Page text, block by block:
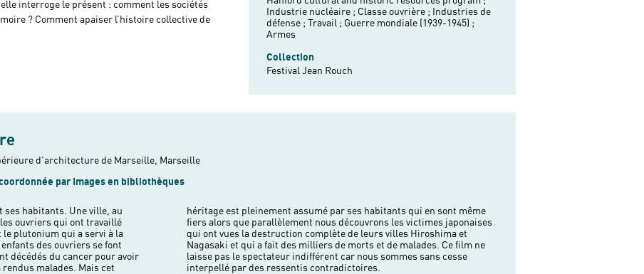
interroge le présent : comment les sociétés
? Comment apaiser l’histoire collective de
Industrie nucléaire ; Classe ouvrière ;
Industries de
défense ;
Travail ; Guerre mondiale (1939-1945) ;
Armes
Collection
Festival Jean Rouch
d'architecture de Marseille, Marseille
par Images en bibliothèques
ses habitants. Une ville, au
ouvriers qui ont travaillé
le plutonium qui a servi à la
des ouvriers se font
décédés du cancer pour avoir
malades. Mais cet
habitants qui en sont même
les victimes japonaises
leurs villes Hiroshima et
et de malades. Ce film ne
nous sommes sans cesse
interpellé par des ressentis contradictoires.